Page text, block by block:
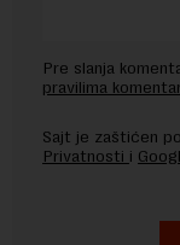
Pre slanja
pravilima
Sajt je zaštićen
Privatnosti i